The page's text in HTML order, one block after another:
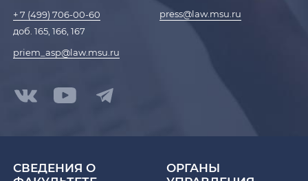
+ 7 (499) 706-00-60
доб. 165, 166, 167
priem_asp@law.msu.ru
press@law.msu.ru
СВЕДЕНИЯ О
ОРГАНЫ